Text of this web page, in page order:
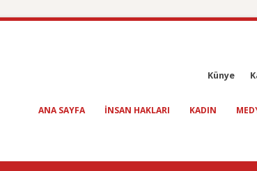
Künye
ANA SAYFA INSAN HAKLARI KADIN